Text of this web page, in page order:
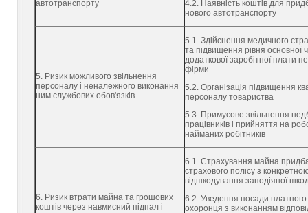
автотранспорту
4.2. Наявність коштів для
нового автотранспорту
5. Ризик можливого звільнення
персоналу і неналежного виконання
ним службових обов'язків
5.1. Здійснення медичного
та підвищення рівня основної
додаткової заробітної плати
фірми
5.2. Організація підвищення
персоналу товариства
5.3. Примусове звільнення
працівників і прийняття на
найманих робітників
6. Ризик втрати майна та грошових
коштів через навмисний підпал і
6.1. Страхування майна
страхового полісу з
відшкодування заподіяної
6.2. Уведення посади платного
охоронця з виконанням